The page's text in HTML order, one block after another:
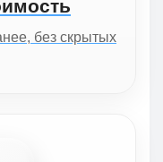
без скрытых